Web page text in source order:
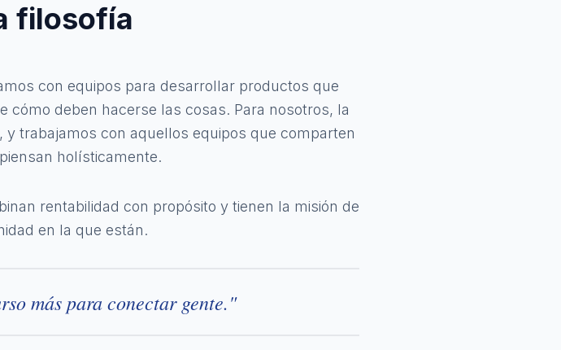
filosofía
con equipos para desarrollar productos que
cómo deben hacerse las cosas. Para nosotros, la
trabajamos con aquellos equipos que comparten
holísticamente.
rentabilidad con propósito y tienen la misión de
en la que están.
más para conectar gente."